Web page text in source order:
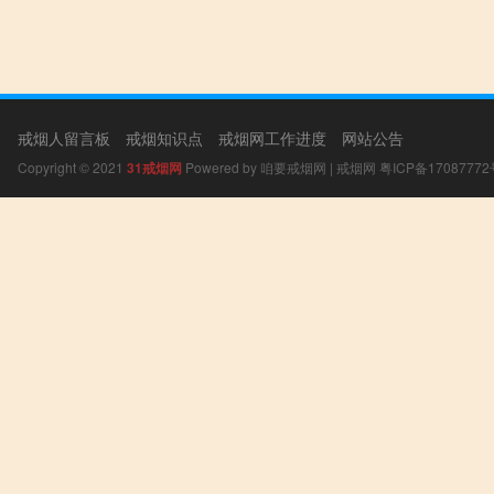
戒烟人留言板 戒烟知识点 戒烟网工作进度 网站公告
Copyright © 2021 31戒烟网 Powered by 咱要戒烟网 | 戒烟网 粤ICP备17087772